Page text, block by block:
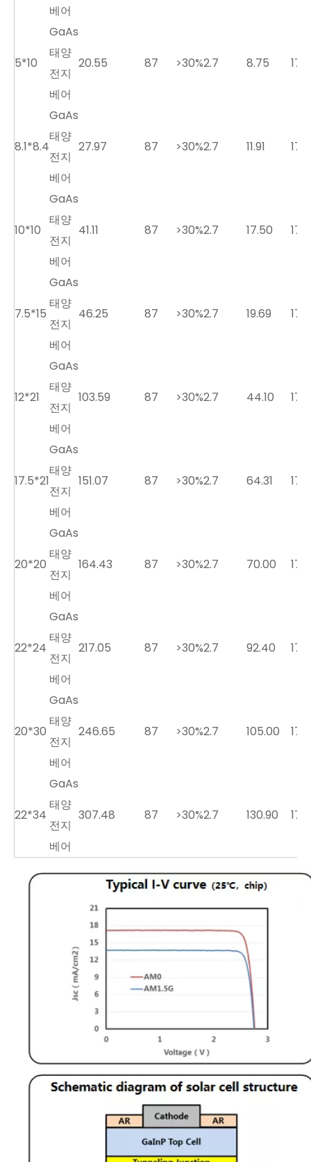
베어
5*10
GaAs
태양
전지
베어
20.55 87 >30%2.7 8.75 17.5
8.1*8.4
GaAs
태양
전지
베어
27.97 87 >30%2.7 11.91 17.5
10*10
GaAs
태양
전지
베어
41.11 87 >30%2.7 17.50 17.5
7.5*15
GaAs
태양
전지
베어
46.25 87 >30%2.7 19.69 17.5
12*21
GaAs
태양
전지
베어
103.59 87 >30%2.7 44.10 17.5
17.5*21
GaAs
태양
전지
베어
151.07 87 >30%2.7 64.31 17.5
20*20
GaAs
태양
전지
베어
164.43 87 >30%2.7 70.00 17.5
22*24
GaAs
태양
전지
베어
217.05 87 >30%2.7 92.40 17.5
20*30
GaAs
태양
전지
베어
246.65 87 >30%2.7 105.00 17.5
22*34
GaAs
태양
전지
베어
307.48 87 >30%2.7 130.90 17.5